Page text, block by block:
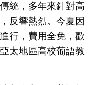
統，多年來針對高
反響熱烈。今夏因
行，費用全免，歡
太地區高校葡語教